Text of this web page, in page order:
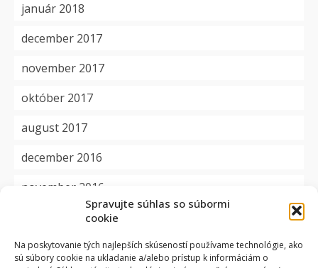
Spravujte súhlas so súbormi
cookie
Na poskytovanie tých najlepších skúseností používame technológie, ako
sú súbory cookie na ukladanie a/alebo prístup k informáciám o
január 2018
december 2017
november 2017
október 2017
august 2017
december 2016
november 2016
aktuality